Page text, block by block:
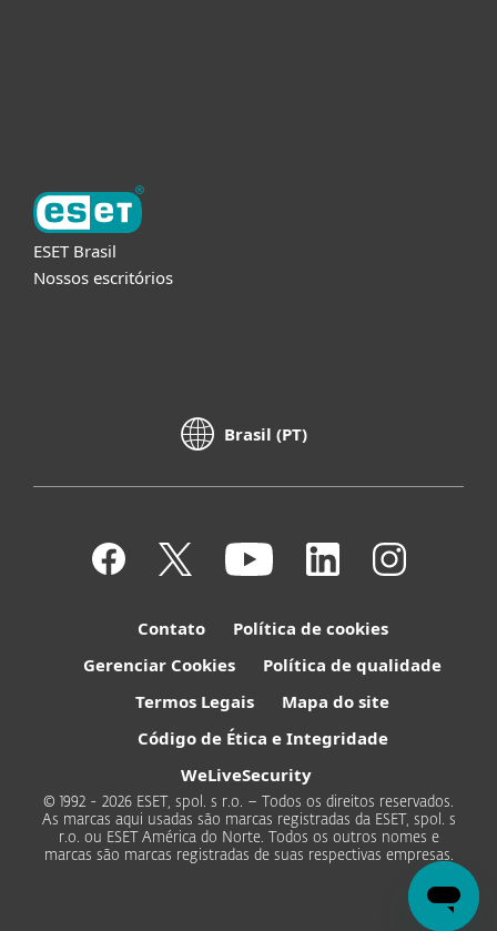
ESET Brasil
Nossos escritórios
Brasil (PT)
Contato
Política de cookies
Gerenciar Cookies
Política de qualidade
Termos Legais
Mapa do site
Código de Ética e Integridade
WeLiveSecurity
© 1992 - 2026 ESET, spol. s r.o. – Todos os direitos reservados.
As marcas aqui usadas são marcas registradas da ESET, spol. s
r.o. ou ESET América do Norte. Todos os outros nomes e
marcas são marcas registradas de suas respectivas empresas.